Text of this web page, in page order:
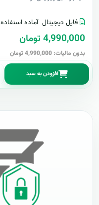
فایل دیجیتال آماده استفاده
4,990,000 تومان
بدون مالیات: 4,990,000 تومان
افزودن به سبد